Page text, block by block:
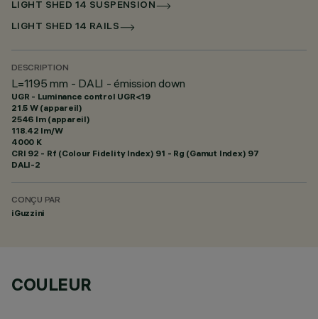
LIGHT SHED 14 SUSPENSION
LIGHT SHED 14 RAILS
DESCRIPTION
L=1195 mm - DALI - émission down
UGR - Luminance control UGR<19
21.5 W (appareil)
2546 lm (appareil)
118.42 lm/W
4000 K
CRI 92 - Rf (Colour Fidelity Index) 91 - Rg (Gamut Index) 97
DALI-2
CONÇU PAR
iGuzzini
COULEUR